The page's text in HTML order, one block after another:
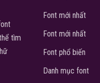
tìm
Font mới nhất
Font mới nhất
Font phổ biến
Danh mục font